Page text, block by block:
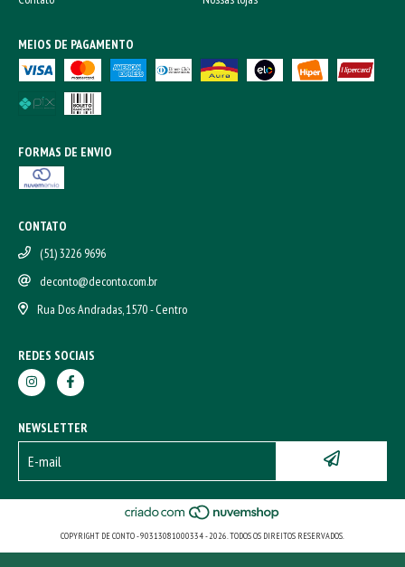
MEIOS DE PAGAMENTO
FORMAS DE ENVIO
CONTATO
(51) 3226 9696
deconto@deconto.com.br
Rua Dos Andradas, 1570 - Centro
REDES SOCIAIS
NEWSLETTER
COPYRIGHT DE CONTO - 90313081000334 - 2026. TODOS OS DIREITOS RESERVADOS.